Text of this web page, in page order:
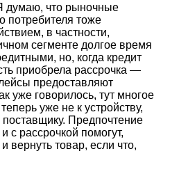
думаю, что рыночные
потребителя тоже
в частности,
сегменте долгое время
но, когда кредит
приобрела рассрочка —
предоставляют
уже говорилось, тут многое
уже не к устройству,
поставщику. Предпочтение
с рассрочкой помогут,
вернуть товар, если что,